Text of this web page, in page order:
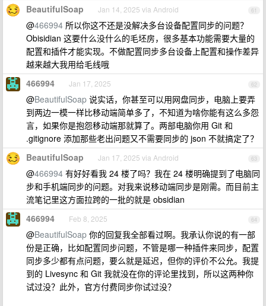
61
BeautifulSoap Jan 14, 2025 via Android
@466994 所以你这不还是没解决多台设备配置同步的问题？
Obisidian 这要什么没什么的毛坯房，很多基本功能需要大量的
配置和插件才能实现。不做配置同步多台设备上配置和操作差异
越来越大我用给毛线哦
62
466994 Jan 17, 2025
@BeautifulSoap 说实话，你甚至可以用网盘同步，电脑上要弄
到两边一模一样比移动端简单多了，不知道为啥你能有这么多怨
言，如果你是抱怨移动端那就算了。两部电脑你用 Git 和
.gitignore 添加那些老出问题又不需要同步的 json 不就搞定了？
63
BeautifulSoap Jan 17, 2025 via Android
@466994 有好好看我 24 楼了吗？我在 24 楼明确提到了电脑同
步和手机端同步的问题。对我来说移动端同步是刚需。而目前主
流笔记里这方面拉跨的一批的就是 obsidian
64
466994 Feb 8, 2025
@BeautifulSoap 你的回复我全部看过啊。我承认你说的有一部
份是正确，比如配置同步问题，不管是哪一种插件来同步，配置
同步多少都有点问题，要么就是延迟，但你的评价不公允。我提
到的 Livesync 和 Git 我就没在你的评论里找到，所以这两种你
试过没？此外，官方付费同步你试过没？